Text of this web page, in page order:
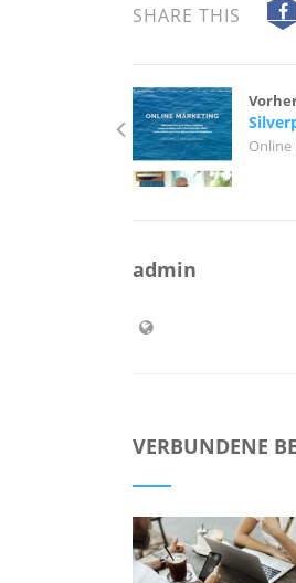
SHARE THIS
admin
VERBUNDENE